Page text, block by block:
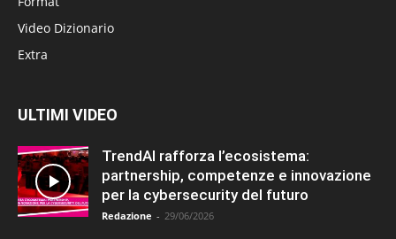
Video Dizionario
Extra
ULTIMI VIDEO
TrendAI rafforza l’ecosistema:
partnership, competenze e innovazione
per la cybersecurity del futuro
Redazione - 29/06/2026